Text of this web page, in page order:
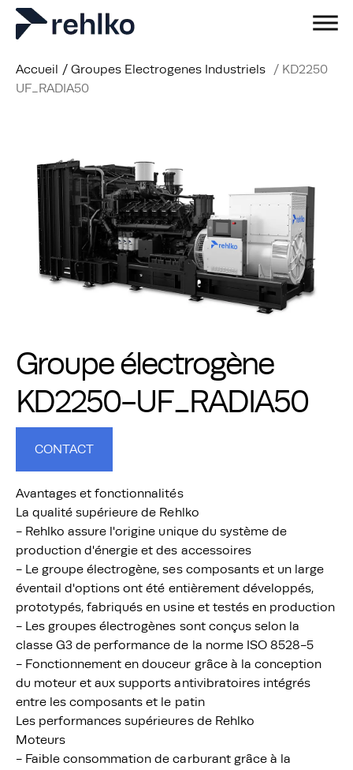
Accueil / Groupes Electrogenes Industriels / KD2250
UF_RADIA50
Groupe électrogène
KD2250-UF_RADIA50
CONTACT
Avantages et fonctionnalités
La qualité supérieure de Rehlko
- Rehlko assure l'origine unique du système de
production d'énergie et des accessoires
- Le groupe électrogène, ses composants et un large
éventail d'options ont été entièrement développés,
prototypés, fabriqués en usine et testés en production
- Les groupes électrogènes sont conçus selon la
classe G3 de performance de la norme ISO 8528-5
- Fonctionnement en douceur grâce à la conception
du moteur et aux supports antivibratoires intégrés
entre les composants et le patin
Les performances supérieures de Rehlko
Moteurs
- Faible consommation de carburant grâce à la